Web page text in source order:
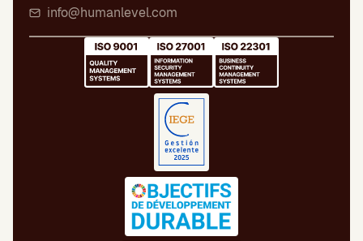
info@humanlevel.com